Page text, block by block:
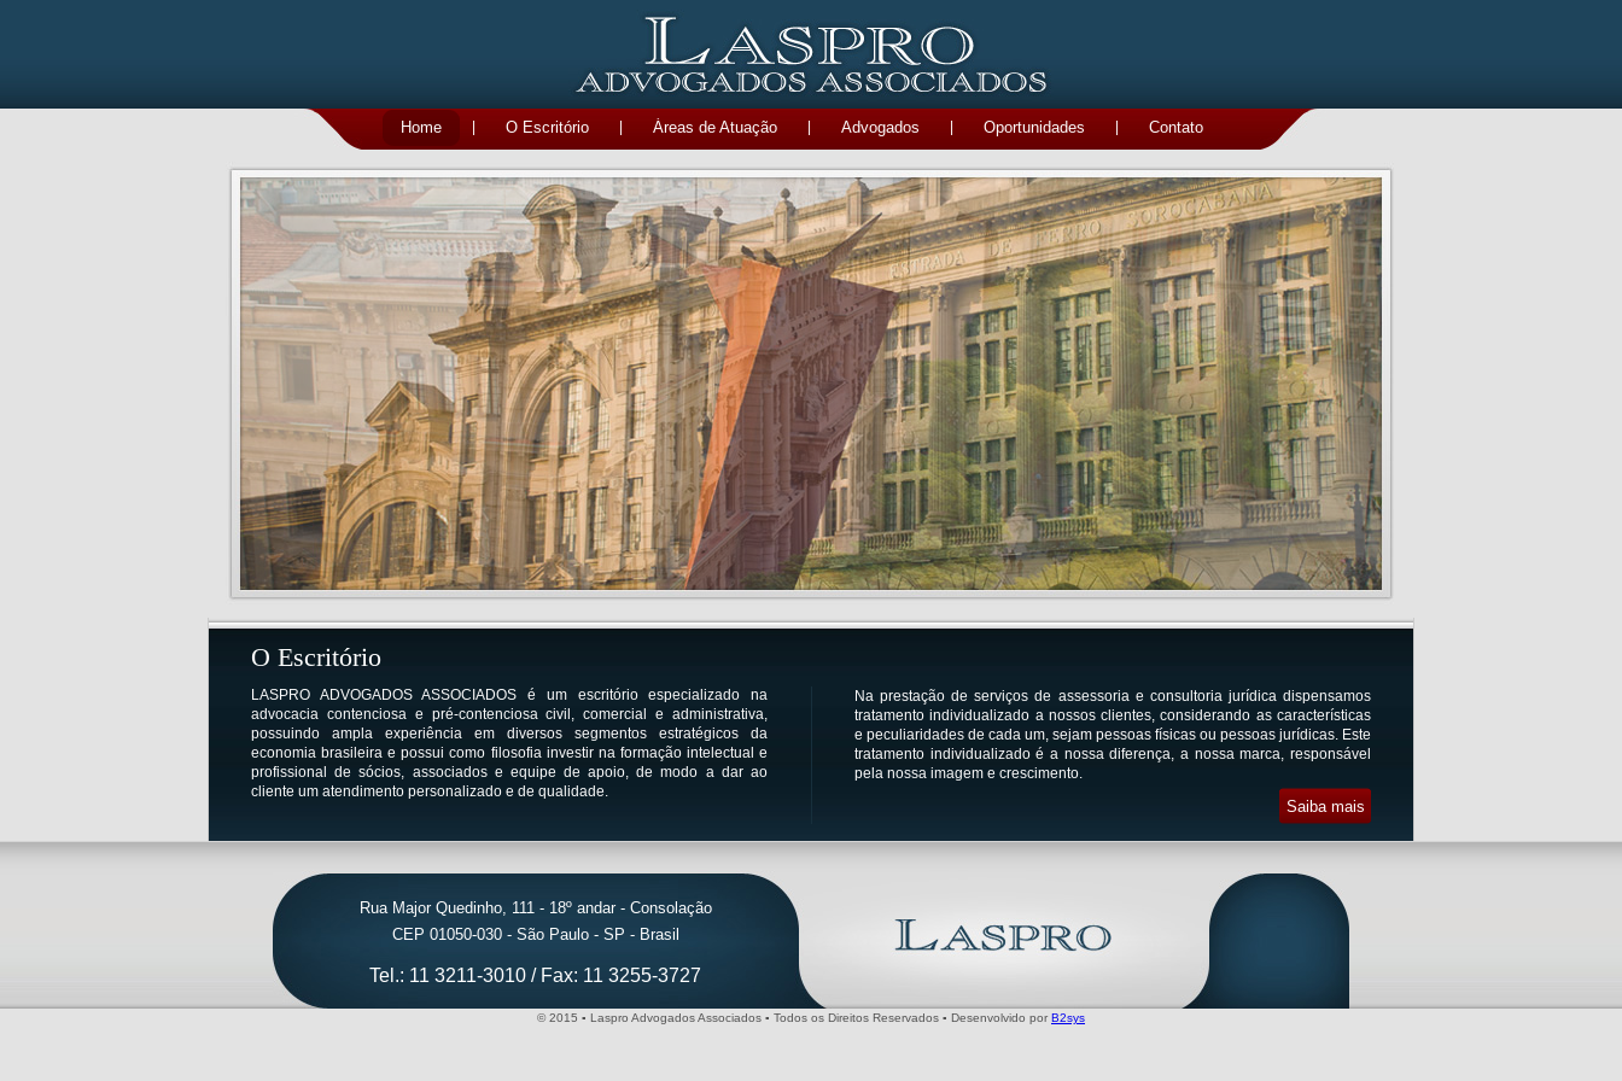
Home O Escritório Áreas de Atuação Advogados Oportunidades Contato
O Escritório
LASPRO ADVOGADOS ASSOCIADOS é um escritório especializado na
advocacia contenciosa e pré-contenciosa civil, comercial e administrativa,
possuindo ampla experiência em diversos segmentos estratégicos da
economia brasileira e possui como filosofia investir na formação intelectual e
profissional de sócios, associados e equipe de apoio, de modo a dar ao
cliente um atendimento personalizado e de qualidade.
Na prestação de serviços de assessoria e consultoria jurídica dispensamos
tratamento individualizado a nossos clientes, considerando as características
e peculiaridades de cada um, sejam pessoas físicas ou pessoas jurídicas. Este
tratamento individualizado é a nossa diferença, a nossa marca, responsável
pela nossa imagem e crescimento.
Rua Major Quedinho, 111 - 18º andar - Consolação
CEP 01050-030 - São Paulo - SP - Brasil
Tel.: 11 3211-3010 / Fax: 11 3255-3727
© 2015 ▪ Laspro Advogados Associados ▪ Todos os Direitos Reservados ▪ Desenvolvido por B2sys